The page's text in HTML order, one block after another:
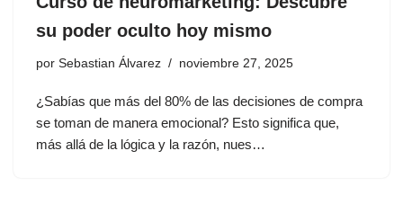
su poder oculto hoy mismo
por Sebastian Álvarez noviembre 27, 2025
¿Sabías que más del 80% de las decisiones de compra
se toman de manera emocional? Esto significa que,
más allá de la lógica y la razón, nues…